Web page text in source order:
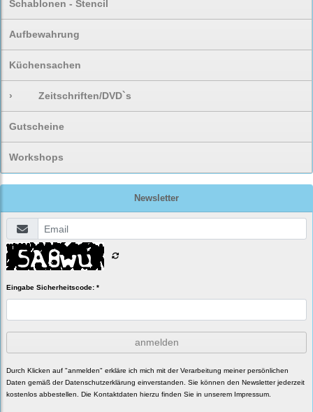
Schablonen - Stencil
Aufbewahrung
Küchensachen
› Zeitschriften/DVD`s
Gutscheine
Workshops
Newsletter
Eingabe Sicherheitscode: *
anmelden
Durch Klicken auf "anmelden" erkläre ich mich mit der Verarbeitung meiner persönlichen
Daten gemäß der Datenschutzerklärung einverstanden. Sie können den Newsletter jederzeit
kostenlos abbestellen. Die Kontaktdaten hierzu finden Sie in unserem Impressum.